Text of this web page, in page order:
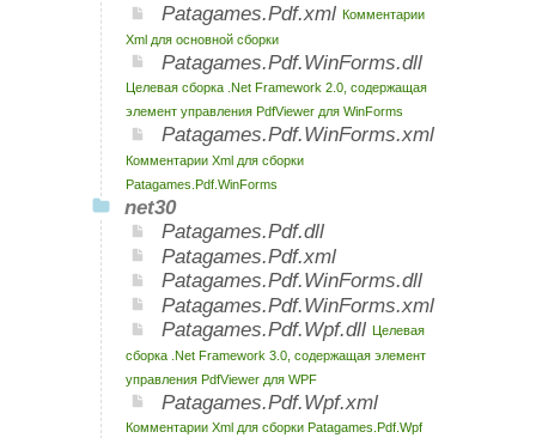
Patagames.Pdf.xml Комментарии
Xml для основной сборки
Patagames.Pdf.WinForms.dll
Целевая сборка .Net Framework 2.0, содержащая
элемент управления PdfViewer для WinForms
Patagames.Pdf.WinForms.xml
Комментарии Xml для сборки
Patagames.Pdf.WinForms
net30
Patagames.Pdf.dll
Patagames.Pdf.xml
Patagames.Pdf.WinForms.dll
Patagames.Pdf.WinForms.xml
Patagames.Pdf.Wpf.dll Целевая
сборка .Net Framework 3.0, содержащая элемент
управления PdfViewer для WPF
Patagames.Pdf.Wpf.xml
Комментарии Xml для сборки Patagames.Pdf.Wpf